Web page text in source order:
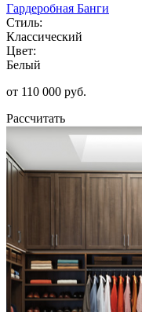
Гардеробная Банги
Стиль:
Классический
Цвет:
Белый
от 110 000 руб.
Рассчитать